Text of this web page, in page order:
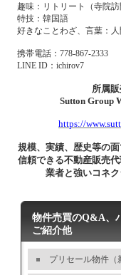
趣味：リトリート（寺院
特技：韓国語
好きなことわざ、言葉：
携帯電話：778-867-2333
LINE ID：ichirov7
所属
Sutton Group
https://
規模、実績、歴史等の
信頼できる不動産販売
業者と強いコネク
物件売買のQ&A、
ご紹介他
プリセール物件（